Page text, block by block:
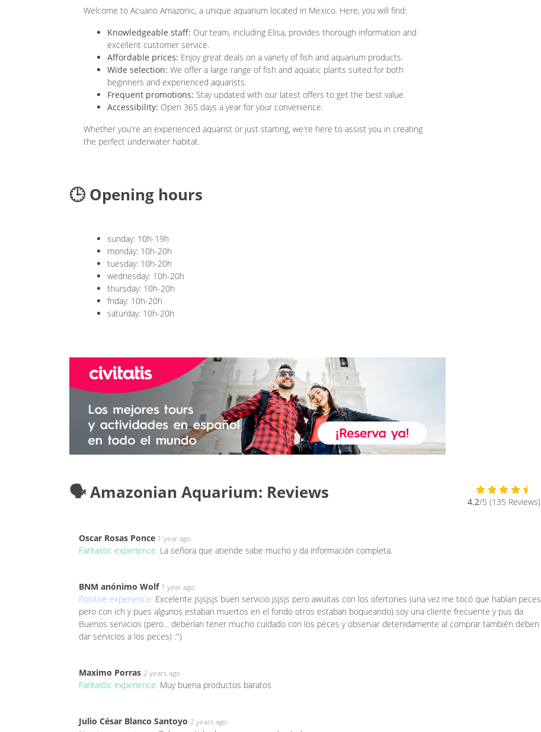
Welcome to Acuario Amazonic, a unique aquarium located in Mexico. Here, you will find:
Knowledgeable staff: Our team, including Elisa, provides thorough information and
excellent customer service.
Affordable prices: Enjoy great deals on a variety of fish and aquarium products.
Wide selection: We offer a large range of fish and aquatic plants suited for both
beginners and experienced aquarists.
Frequent promotions: Stay updated with our latest offers to get the best value.
Accessibility: Open 365 days a year for your convenience.
Whether you're an experienced aquarist or just starting, we're here to assist you in creating
the perfect underwater habitat.
🕒 Opening hours
sunday: 10h-19h
monday: 10h-20h
tuesday: 10h-20h
wednesday: 10h-20h
thursday: 10h-20h
friday: 10h-20h
saturday: 10h-20h
🗣️ Amazonian Aquarium: Reviews 4.2/5 (135 Reviews)
Oscar Rosas Ponce 1 year ago
Fantastic experience: La señora que atiende sabe mucho y da información completa.
BNM anónimo Wolf 1 year ago
Positive experience: Excelente jsjsjsjs buen servicio jsjsjs pero awuitas con los ofertones (una vez me tocó que habían peces
pero con ich y pues algunos estaban muertos en el fondo otros estaban boqueando) soy una cliente frecuente y pus da
Buenos servicios (pero... deberían tener mucho cuidado con los peces y observar detenidamente al comprar también deben
dar servicios a los peces) :'')
Maximo Porras 2 years ago
Fantastic experience: Muy buena productos baratos
Julio César Blanco Santoyo 2 years ago